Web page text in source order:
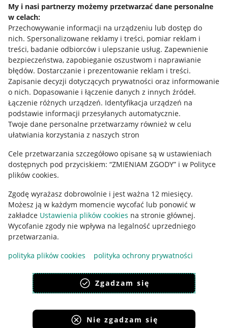
My i nasi partnerzy możemy przetwarzać dane personalne
w celach:
Przechowywanie informacji na urządzeniu lub dostęp do
nich. Spersonalizowane reklamy i treści, pomiar reklam i
treści, badanie odbiorców i ulepszanie usług. Zapewnienie
bezpieczeństwa, zapobieganie oszustwom i naprawianie
błędów. Dostarczanie i prezentowanie reklam i treści.
Zapisanie decyzji dotyczących prywatności oraz informowanie
o nich. Dopasowanie i łączenie danych z innych źródeł.
Łączenie różnych urządzeń. Identyfikacja urządzeń na
podstawie informacji przesyłanych automatycznie.
Twoje dane personalne przetwarzamy również w celu
ułatwiania korzystania z naszych stron
Cele przetwarzania szczegółowo opisane są w ustawieniach
dostępnych pod przyciskiem: “ZMIENIAM ZGODY” i w Polityce
plików cookies.
Zgodę wyrażasz dobrowolnie i jest ważna 12 miesięcy.
Możesz ją w każdym momencie wycofać lub ponowić w
zakładce Ustawienia plików cookies na stronie głównej.
Wycofanie zgody nie wpływa na legalność uprzedniego
przetwarzania.
polityka plików cookies
polityka ochrony prywatności
Zgadzam się
Nie zgadzam się
Allegro Gadane dla sprzedających
Allegro Gadane dla kupujących
Mapa miejscowości
Informacje prawne
Regulamin
Polityka plików "cookies"
Ustawienia plików "cookies"
Udostępnianie lokalizacji
Informacje dla Aktu o Usługach Cyfrowych
Pobierz aplikację
Korzystanie z serwisu oznacza akceptacjęregulaminu